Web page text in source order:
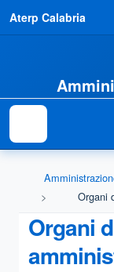
Aterp Calabria
Organi
Organi